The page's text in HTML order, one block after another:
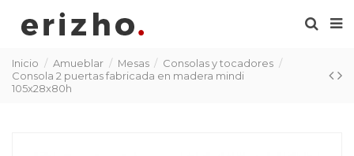
Inicio Amueblar Mesas
Consolas y tocadores
Consola 2 puertas fabricada en madera mindi
105x28x80h